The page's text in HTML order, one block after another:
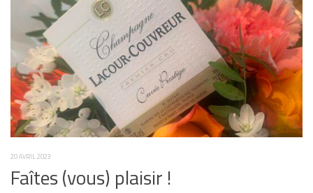
20 AVRIL 2023
Faîtes (vous) plaisir !